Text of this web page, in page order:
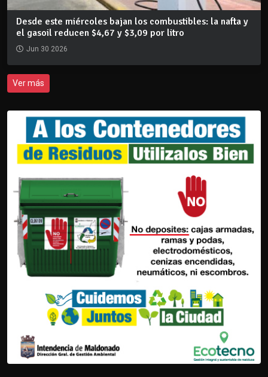
Desde este miércoles bajan los combustibles: la nafta y
el gasoil reducen $4,67 y $3,09 por litro
Jun 30 2026
Ver más